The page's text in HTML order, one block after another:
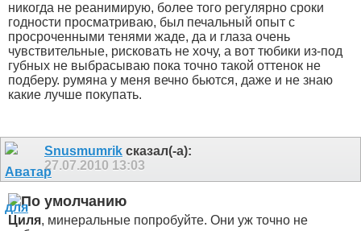
никогда не реанимирую, более того регулярно сроки
годности просматриваю, был печальный опыт с
просроченными тенями жаде, да и глаза очень
чувствительные, рисковать не хочу, а вот тюбики из-под
губных не выбрасываю пока точно такой оттенок не
подберу. румяна у меня вечно бьются, даже и не знаю
какие лучше покупать.
Snusmumrik сказал(-а):
27.07.2010 13:03
Циля, минеральные попробуйте. Они уж точно не